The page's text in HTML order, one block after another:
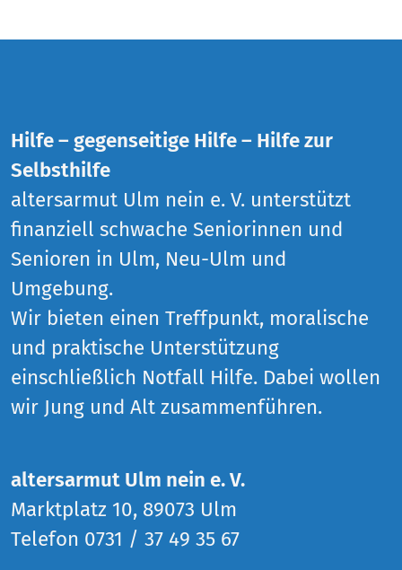
Hilfe – gegenseitige Hilfe – Hilfe zur
Selbsthilfe
altersarmut Ulm nein e. V. unterstützt
finanziell schwache Seniorinnen und
Senioren in Ulm, Neu-Ulm und
Umgebung.
Wir bieten einen Treffpunkt, moralische
und praktische Unterstützung
einschließlich Notfall Hilfe. Dabei wollen
wir Jung und Alt zusammenführen.
altersarmut Ulm nein e. V.
Marktplatz 10, 89073 Ulm
Telefon 0731 / 37 49 35 67